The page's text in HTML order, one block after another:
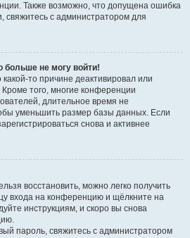
Также возможно, что допущена ошибка
свяжитесь с администратором для
больше не могу войти!
то причине деактивировал или
того, многие конференции
длительное время не
уменьшить размер базы данных. Если
снова и активнее
восстановить, можно легко получить
входа на конференцию и щёлкните на
инструкциям, и скоро вы снова
пароль, свяжитесь с администратором